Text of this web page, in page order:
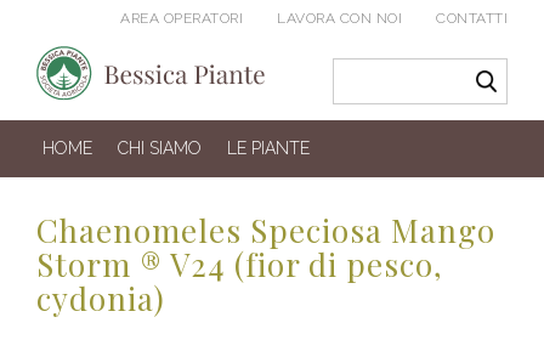
AREA OPERATORI LAVORA CON NOI CONTATTI
HOME CHI SIAMO LE PIANTE
Chaenomeles Speciosa Mango
Storm ® V24 (fior di pesco,
cydonia)